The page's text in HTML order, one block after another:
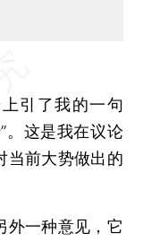
引了我的一句
。这是我在议论
当前大势做出的
一种意见，它